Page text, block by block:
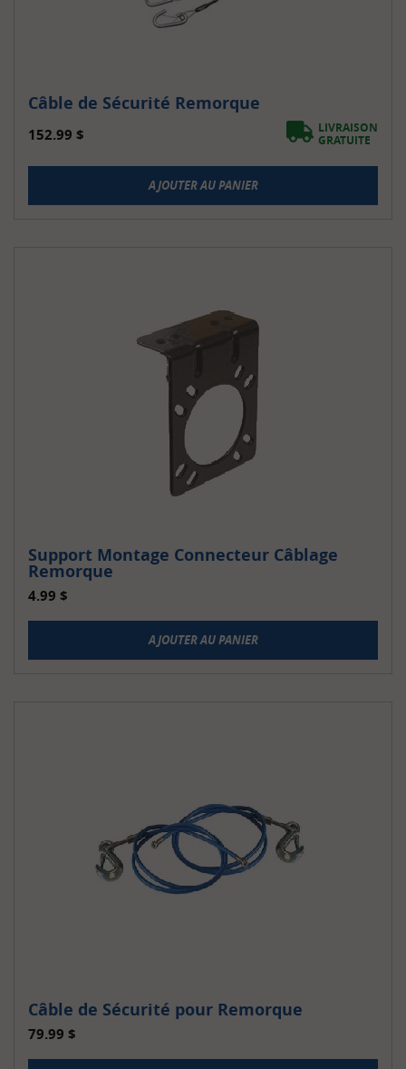
Câble de Sécurité Remorque
152.99 $
LIVRAISON
GRATUITE
AJOUTER AU PANIER
Support Montage Connecteur Câblage
Remorque
4.99 $
AJOUTER AU PANIER
Câble de Sécurité pour Remorque
79.99 $